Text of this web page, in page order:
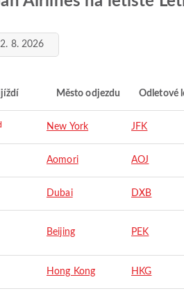
8. 2026
Město odjezdu Odletové
New York JFK
Aomori AOJ
Dubai DXB
Beijing PEK
Hong Kong HKG